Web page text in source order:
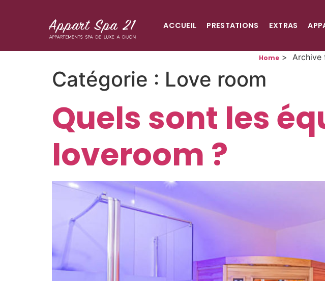
ACCUEIL PRESTATIONS EXTRAS
Home > Archive
Catégorie : Love room
Quels sont les
loveroom ?